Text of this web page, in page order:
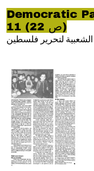
Democratic
11 (ص 22)
الشعبية لتحرير فلسطين